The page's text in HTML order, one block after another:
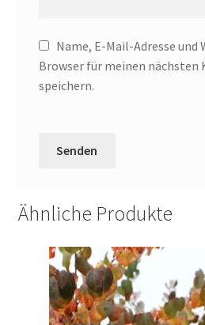
Name, E-Mail-Adresse und
Browser für meinen nächsten
speichern.
Ähnliche Produkte